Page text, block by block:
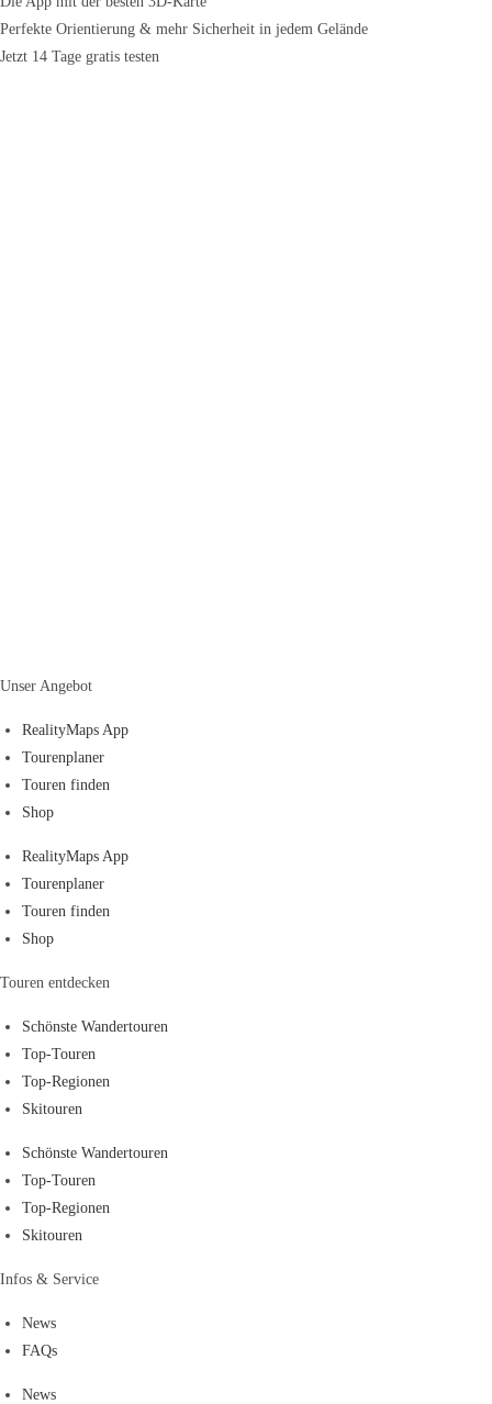
Perfekte Orientierung & mehr Sicherheit in jedem Gelände
Jetzt 14 Tage gratis testen
Unser Angebot
RealityMaps App
Tourenplaner
Touren finden
Shop
RealityMaps App
Tourenplaner
Touren finden
Shop
Touren entdecken
Schönste Wandertouren
Top-Touren
Top-Regionen
Skitouren
Schönste Wandertouren
Top-Touren
Top-Regionen
Skitouren
Infos & Service
News
FAQs
News